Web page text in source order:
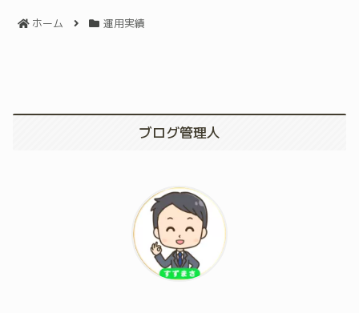
ホーム 運用実績
ブログ管理人